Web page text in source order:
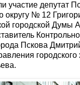
участие депутат
округу № 12
городской Думы
Пскова
городского